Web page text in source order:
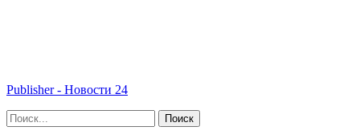
Publisher - Новости 24